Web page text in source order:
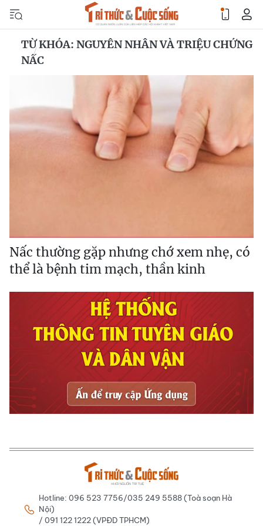
TỪ KHÓA: NGUYÊN NHÂN VÀ TRIỆU CHỨNG
NẤC
Nấc thường gặp nhưng chớ xem nhẹ, có
thể là bệnh tim mạch, thần kinh
Hotline: 096 523 7756/035 249 5588 (Toà soạn Hà
Nội)
/ 091 122 1222 (VPĐD TPHCM)